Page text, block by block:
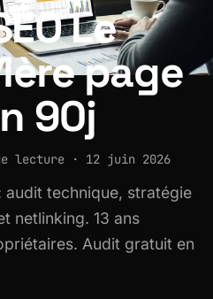
Le
page
90j
lecture · 12 juin 2026
audit technique, stratégie
netlinking. 13 ans
Audit gratuit en